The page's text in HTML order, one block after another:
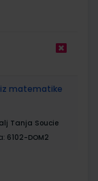
iz matematike
Tanja Soucie
6102-DOM2